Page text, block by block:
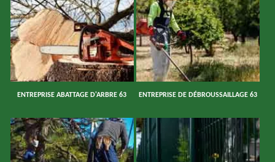
ENTREPRISE ABATTAGE D'ARBRE 63 ENTREPRISE DE DÉBROUSSAILLAGE 63